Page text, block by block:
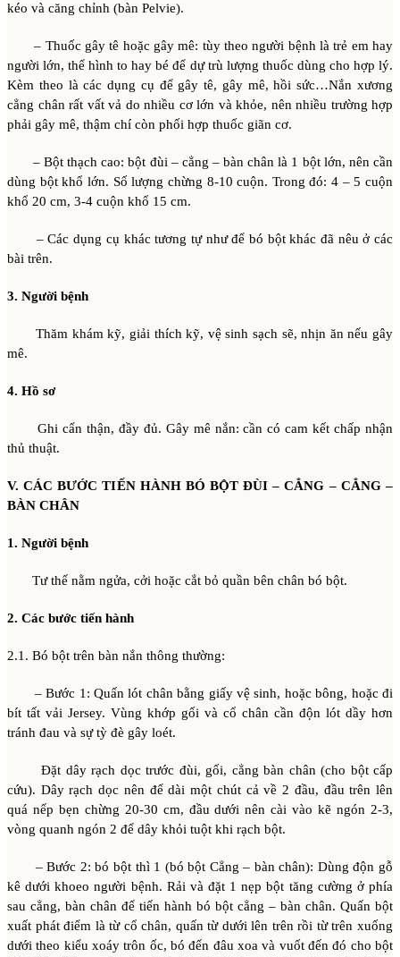
kéo và căng chỉnh (bàn Pelvie).
– Thuốc gây tê hoặc gây mê: tùy theo người bệnh là trẻ em hay
người lớn, thể hình to hay bé để dự trù lượng thuốc dùng cho hợp lý.
Kèm theo là các dụng cụ để gây tê, gây mê, hồi sức…Nắn xương
cẳng chân rất vất vả do nhiều cơ lớn và khỏe, nên nhiều trường hợp
phải gây mê, thậm chí còn phối hợp thuốc giãn cơ.
– Bột thạch cao: bột đùi – cẳng – bàn chân là 1 bột lớn, nên cần
dùng bột khổ lớn. Số lượng chừng 8-10 cuộn. Trong đó: 4 – 5 cuộn
khổ 20 cm, 3-4 cuộn khổ 15 cm.
– Các dụng cụ khác tương tự như để bó bột khác đã nêu ở các
bài trên.
3. Người bệnh
Thăm khám kỹ, giải thích kỹ, vệ sinh sạch sẽ, nhịn ăn nếu gây
mê.
4. Hồ sơ
Ghi cẩn thận, đầy đủ. Gây mê nắn: cần có cam kết chấp nhận
thủ thuật.
V. CÁC BƯỚC TIẾN HÀNH BÓ BỘT ĐÙI – CẲNG – CẲNG –
BÀN CHÂN
1. Người bệnh
Tư thế nằm ngửa, cởi hoặc cắt bỏ quần bên chân bó bột.
2. Các bước tiến hành
2.1. Bó bột trên bàn nắn thông thường:
– Bước 1: Quấn lót chân bằng giấy vệ sinh, hoặc bông, hoặc đi
bít tất vải Jersey. Vùng khớp gối và cổ chân cần độn lót dầy hơn
tránh đau và sự tỳ đè gây loét.
Đặt dây rạch dọc trước đùi, gối, cẳng bàn chân (cho bột cấp
cứu). Dây rạch dọc nên để dài một chút cả về 2 đầu, đầu trên lên
quá nếp bẹn chừng 20-30 cm, đầu dưới nên cài vào kẽ ngón 2-3,
vòng quanh ngón 2 để dây khỏi tuột khi rạch bột.
– Bước 2: bó bột thì 1 (bó bột Cẳng – bàn chân): Dùng độn gỗ
kê dưới khoeo người bệnh. Rải và đặt 1 nẹp bột tăng cường ở phía
sau cẳng, bàn chân để tiến hành bó bột cẳng – bàn chân. Quấn bột
xuất phát điểm là từ cổ chân, quấn từ dưới lên trên rồi từ trên xuống
dưới theo kiểu xoáy trôn ốc, bó đến đâu xoa và vuốt đến đó cho bột